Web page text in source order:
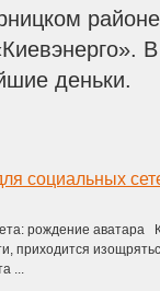
деньки.
социальных
рождение аватара
приходится
...